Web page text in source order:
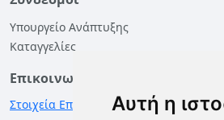
Αυτή η
Υπουργείο Ανάπτυξης
Καταγγελίες
Επικοινωνία
Στοιχεία Επικοινωνίας